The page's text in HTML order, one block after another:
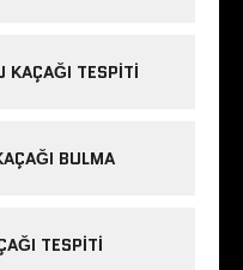
KAÇAĞI TESPITI
BULMA
TESPITI